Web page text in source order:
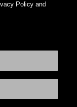
Breda
we uw
Policy and